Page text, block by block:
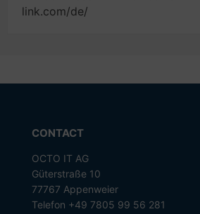
link.com/de/
CONTACT
OCTO IT AG
Güterstraße 10
77767 Appenweier
Telefon +49 7805 99 56 281